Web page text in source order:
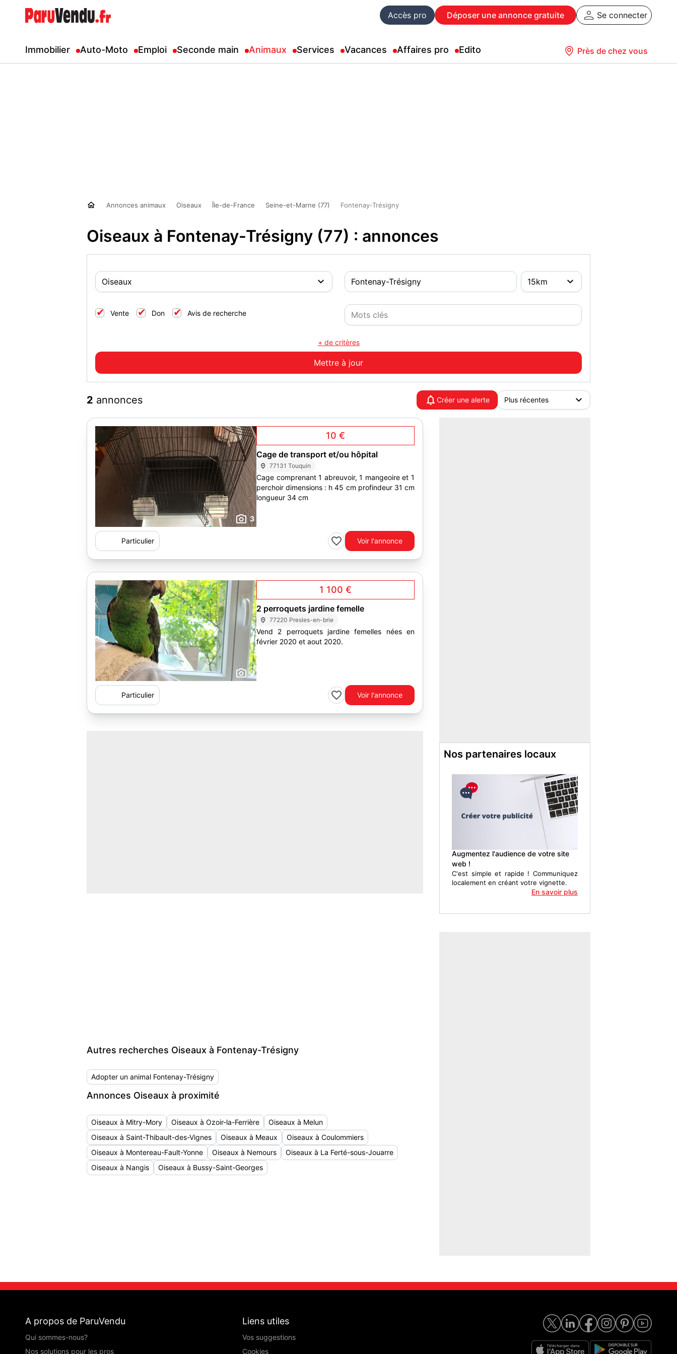
Accès pro Déposer une annonce gratuite Se connecter
Immobilier Auto-Moto Emploi Seconde main Animaux Services Vacances Affaires pro Edito Près de chez vous
Annonces animaux Oiseaux Île-de-France Seine-et-Marne (77) Fontenay-Trésigny
Oiseaux à Fontenay-Trésigny (77) : annonces
Vente Don Avis de recherche
+ de critères
2 annonces Créer une alerte
3
10 €
Cage de transport et/ou hôpital
77131 Touquin
Cage comprenant 1 abreuvoir, 1 mangeoire et 1
perchoir dimensions : h 45 cm profindeur 31 cm
longueur 34 cm
Particulier Voir l'annonce
3
1 100 €
2 perroquets jardine femelle
77220 Presles-en-brie
Vend 2 perroquets jardine femelles nées en
février 2020 et aout 2020.
Particulier Voir l'annonce
Autres recherches Oiseaux à Fontenay-Trésigny
Adopter un animal Fontenay-Trésigny
Annonces Oiseaux à proximité
Oiseaux à Mitry-Mory Oiseaux à Ozoir-la-Ferrière
Oiseaux à Melun
Oiseaux à Saint-Thibault-des-Vignes
Oiseaux à Meaux
Oiseaux à Coulommiers
Oiseaux à Montereau-Fault-Yonne
Oiseaux à Nemours
Oiseaux à La Ferté-sous-Jouarre
Oiseaux à Nangis
Oiseaux à Bussy-Saint-Georges
Nos partenaires locaux
Augmentez l'audience de votre site
web !
C'est simple et rapide ! Communiquez
localement en créant votre vignette.
En savoir plus
A propos de ParuVendu
Qui sommes-nous?
Nos solutions pour les pros
Liens utiles
Vos suggestions
Cookies